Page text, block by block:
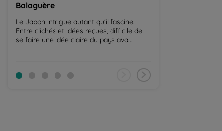
Balaguère
Le Japon intrigue autant qu'il fascine.
Entre clichés et idées reçues, difficile de
se faire une idée claire du pays ava...